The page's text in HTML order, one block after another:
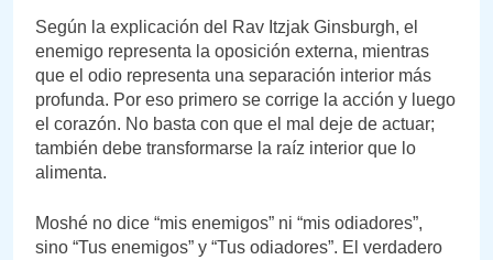
Según la explicación del Rav Itzjak Ginsburgh, el
enemigo representa la oposición externa, mientras
que el odio representa una separación interior más
profunda. Por eso primero se corrige la acción y luego
el corazón. No basta con que el mal deje de actuar;
también debe transformarse la raíz interior que lo
alimenta.
Moshé no dice “mis enemigos” ni “mis odiadores”,
sino “Tus enemigos” y “Tus odiadores”. El verdadero